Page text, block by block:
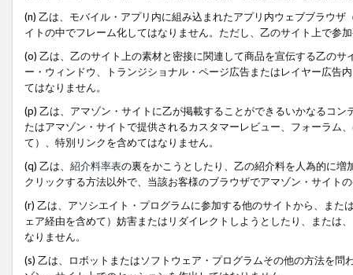
(n) 乙は、モバイル・アプリ内に組み込まれたアプリ内ウェブブラウ
イトの中でフレーム化してはなりません。ただし、乙のサイト上で参
(o) 乙は、乙のサイト上の素材と密接に関連して商品を宣伝する乙の
ー・ウィンドウ、トランジショナル・ページ広告またはレイヤー広告
てはなりません。
(p) 乙は、アマゾン・サイトに乙が掲載することができるいかなるコ
たはアマゾン・サイトで提供されるカスタマーレビュー、フォーラム
て）、特別リンクを含めてはなりません。
(q) 乙は、 紹介料率表の裏をかこうとしたり、乙の紹介料を人為的に
クリックする方法以外で、当該お客様のブラウザでアマゾン・サイト
(r) 乙は、アソシエイト・プログラムに参加する他のサイトから、ま
ェア経由を含めて）妨害またはリダイレクトしようとしたり、または
なりません。
(s) 乙は、ロボットまたはソフトウェア・プログラムその他の方法を